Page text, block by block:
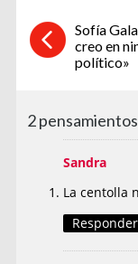
Sofía
creo en
político»
2
Sandra
La centolla
Responder